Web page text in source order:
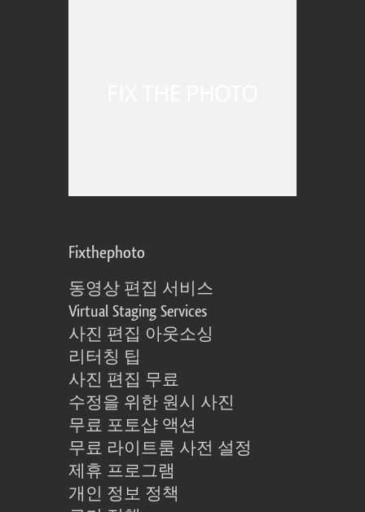
Fixthephoto
동영상 편집 서비스
Virtual Staging Services
사진 편집 아웃소싱
리터칭 팁
사진 편집 무료
수정을 위한 원시 사진
무료 포토샵 액션
무료 라이트룸 사전 설정
제휴 프로그램
개인 정보 정책